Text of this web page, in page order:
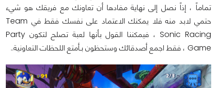
تماماً ، إذاً نصل إلى نهاية مفادها أن تعاونك مع فريقك هو شيء
حتمي لابد منه فلا يمكنك الاعتماد على نفسك فقط في Team
Sonic Racing ، فيمكننا القول بأنها لعبة تصلح لتكون Party
Game ، فقط اجمع أصدقائك وستحظون بـأمتع اللحظات التعاونية..